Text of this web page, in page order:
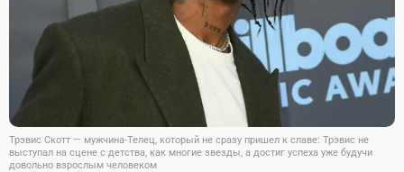
Трэвис Скотт — мужчина-Телец, который не сразу пришел к славе: Трэвис не
выступал на сцене с детства, как многие звезды, а достиг успеха уже будучи
довольно взрослым человеком